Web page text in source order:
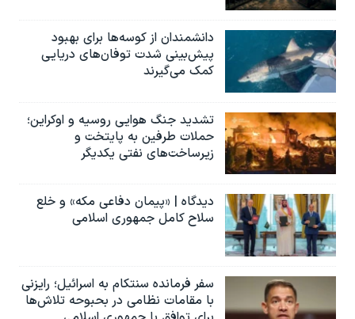
دانشمندان از کوسه‌ها برای بهبود
پیش‌بینی شدت توفان‌های دریایی
کمک می‌گیرند
تشدید جنگ هوایی روسیه و اوکراین؛
حملات طرفین به پایتخت‌ و
زیرساخت‌های نفتی یکدیگر
دیدگاه | «پیمان دفاعی مکه» و خلع
سلاح کامل جمهوری اسلامی
سفر فرمانده سنتکام به اسرائیل؛ رایزنی
با مقامات نظامی در بحبوحه تلاش‌ها